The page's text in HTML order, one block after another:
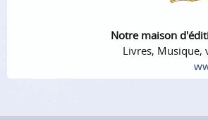
Notre maison
Livres, Musique,